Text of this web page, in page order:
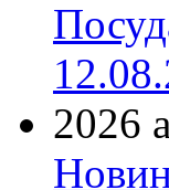
2026